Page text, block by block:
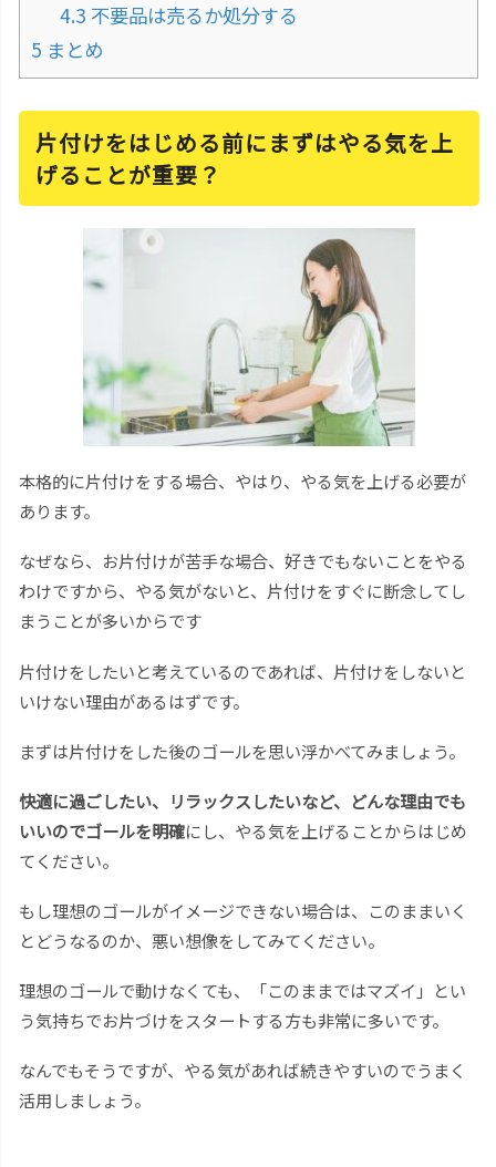
4.3 不要品は売るか処分する
5 まとめ
片付けをはじめる前にまずはやる気を上
げることが重要？
本格的に片付けをする場合、やはり、やる気を上げる必要が
あります。
なぜなら、お片付けが苦手な場合、好きでもないことをやる
わけですから、やる気がないと、片付けをすぐに断念してし
まうことが多いからです
片付けをしたいと考えているのであれば、片付けをしないと
いけない理由があるはずです。
まずは片付けをした後のゴールを思い浮かべてみましょう。
快適に過ごしたい、リラックスしたいなど、どんな理由でも
いいのでゴールを明確にし、やる気を上げることからはじめ
てください。
もし理想のゴールがイメージできない場合は、このままいく
とどうなるのか、悪い想像をしてみてください。
理想のゴールで動けなくても、「このままではマズイ」とい
う気持ちでお片づけをスタートする方も非常に多いです。
なんでもそうですが、やる気があれば続きやすいのでうまく
活用しましょう。